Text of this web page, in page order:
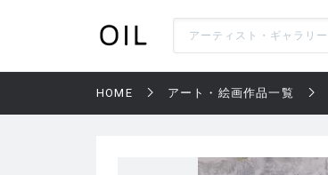
HOME アート・絵画作品一覧